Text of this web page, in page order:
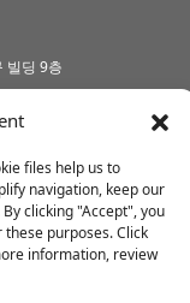
빌딩 9층
티안루이 공업 지대 A6 빌
공업지대
files help us to
navigation, keep our
clicking "Accept", you
purposes. Click
information, review